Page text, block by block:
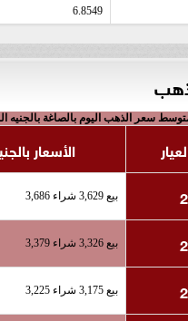
6.8549
سعر الذهب اليوم بالصاغة بالجنيه
الأسعار
بيع 3,629 شراء 3,686
بيع 3,326 شراء 3,379
بيع 3,175 شراء 3,225